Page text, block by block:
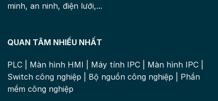
minh, an ninh, điện lưới,...
QUAN TÂM NHIỀU NHẤT
PLC Màn hình HMI Máy tính IPC Màn hình IPC
Switch công nghiệp
Bộ nguồn công nghiệp
Phần
mềm công nghiệp